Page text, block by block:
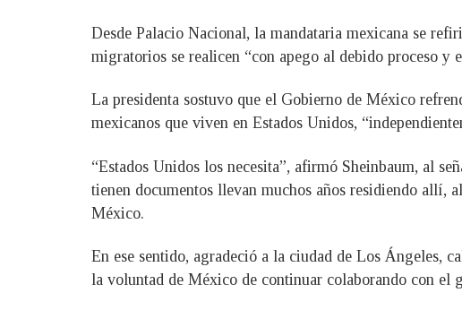
Desde Palacio Nacional, la mandataria mexicana se
migratorios se realicen “con apego al debido proceso y
La presidenta sostuvo que el Gobierno de México
mexicanos que viven en Estados Unidos,
“Estados Unidos los necesita”, afirmó Sheinbaum, al
tienen documentos llevan muchos años residiendo allí,
México.
En ese sentido, agradeció a la ciudad de Los Ángeles,
la voluntad de México de continuar colaborando con el